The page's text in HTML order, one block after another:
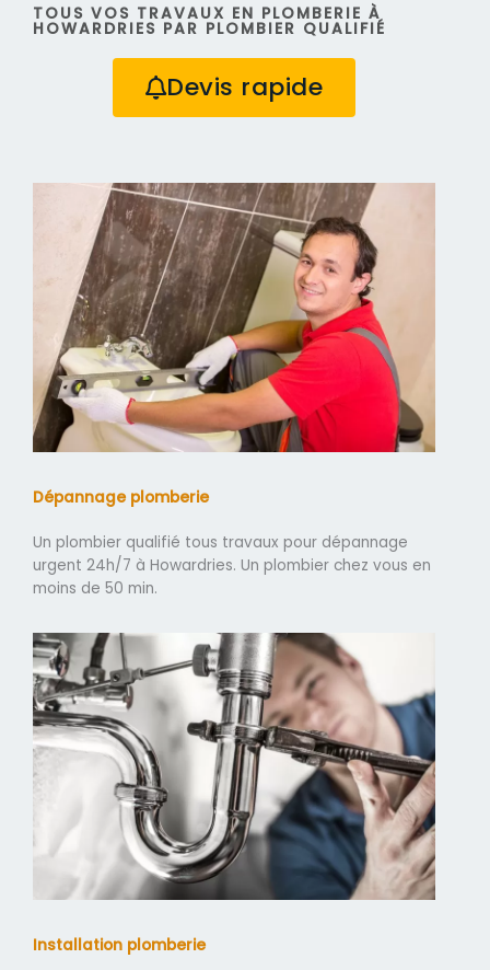
TOUS VOS TRAVAUX EN PLOMBERIE À
HOWARDRIES PAR PLOMBIER QUALIFIÉ
Devis rapide
Dépannage plomberie
Un plombier qualifié tous travaux pour dépannage
urgent 24h/7 à Howardries. Un plombier chez vous en
moins de 50 min.
Installation plomberie